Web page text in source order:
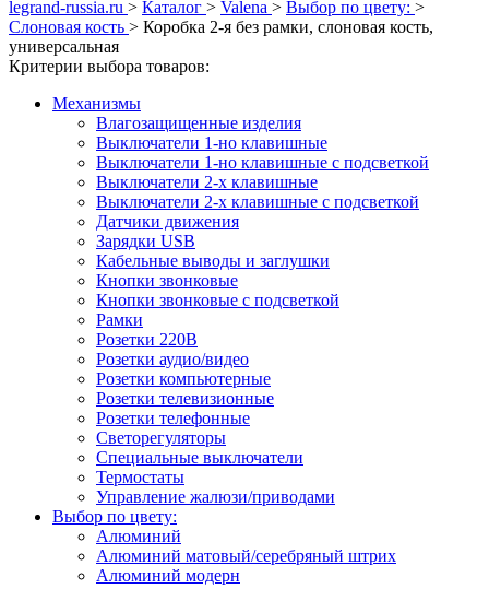
legrand-russia.ru > Каталог > Valena > Выбор по цвету: >
Слоновая кость > Коробка 2-я без рамки, слоновая кость,
универсальная
Критерии выбора товаров:
Механизмы
Влагозащищенные изделия
Выключатели 1-но клавишные
Выключатели 1-но клавишные с подсветкой
Выключатели 2-х клавишные
Выключатели 2-х клавишные с подсветкой
Датчики движения
Зарядки USB
Кабельные выводы и заглушки
Кнопки звонковые
Кнопки звонковые с подсветкой
Рамки
Розетки 220В
Розетки аудио/видео
Розетки компьютерные
Розетки телевизионные
Розетки телефонные
Светорегуляторы
Специальные выключатели
Термостаты
Управление жалюзи/приводами
Выбор по цвету:
Алюминий
Алюминий матовый/серебряный штрих
Алюминий модерн